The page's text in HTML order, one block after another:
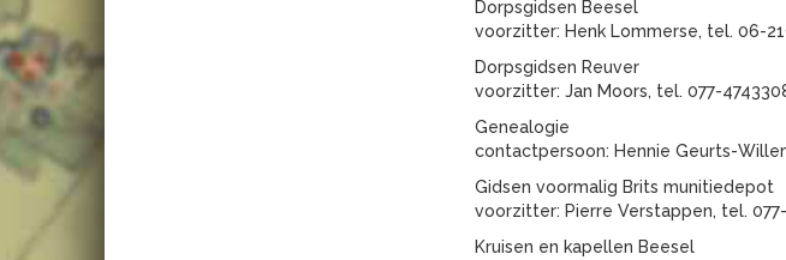
Dorpsgidsen Beesel
voorzitter: Henk Lommerse, tel. 06-
Dorpsgidsen Reuver
voorzitter: Jan Moors, tel. 077-
Genealogie
contactpersoon: Hennie Geurts-
Gidsen voormalig Brits munitiedepot
voorzitter: Pierre Verstappen, tel.
Kruisen en kapellen Beesel